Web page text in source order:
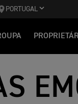
PORTUGAL